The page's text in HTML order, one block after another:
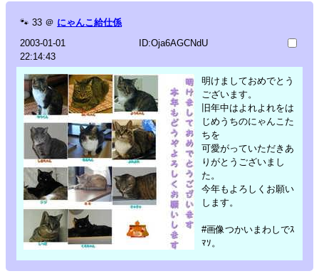
🐾 33 ＠ にゃんこ給仕係
2003-01-01
22:14:43
ID:Oja6AGCNdU
明けましておめでとう
ございます。
旧年中はよれよれをは
じめうちのにゃんこた
ちを
可愛がっていただきあ
りがとうございまし
た。
今年もよろしくお願い
します。
#画像つかいまわしでｽ
ﾏｿ。